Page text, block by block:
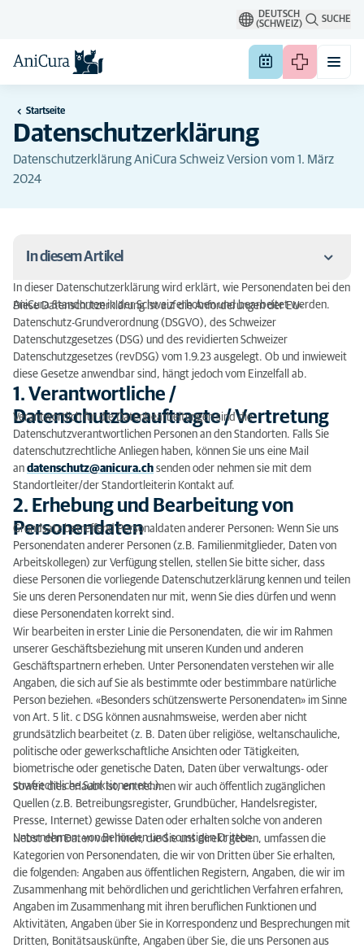
DEUTSCH
(SCHWEIZ)
SUCHE
Startseite
Datenschutzerklärung
Datenschutzerklärung AniCura Schweiz Version vom 1. März
2024
In diesem Artikel
1. Verantwortliche / Datenschutzbeauftragte /
Vertretung
2. Erhebung und Bearbeitung von Personendaten
3. Zwecke der Datenbearbeitung und
Rechtsgrundlagen
4. Cookies / Tracking und andere Technologien im
Zusammenhang mit der Nutzung unserer Website
5. Dauer der Aufbewahrung von Personendaten
6. Datensicherheit
7. Rechte der betroffenen Person
8. Änderungen
In dieser Datenschutzerklärung wird erklärt, wie Personendaten bei den
AniCura Standorten in der Schweiz erhoben und bearbeitet werden.
Diese Datenschutzerklärung ist auf die Anforderungen der EU-
Datenschutz-Grundverordnung (DSGVO), des Schweizer
Datenschutzgesetzes (DSG) und des revidierten Schweizer
Datenschutzgesetzes (revDSG) vom 1.9.23 ausgelegt. Ob und inwieweit
diese Gesetze anwendbar sind, hängt jedoch vom Einzelfall ab.
1. Verantwortliche /
Datenschutzbeauftragte / Vertretung
Verantwortlich für die Datenbearbeitungen sind die
Datenschutzverantwortlichen Personen an den Standorten. Falls Sie
datenschutzrechtliche Anliegen haben, können Sie uns eine Mail
an datenschutz@anicura.ch senden oder nehmen sie mit dem
Standortleiter/der Standortleiterin Kontakt auf.
2. Erhebung und Bearbeitung von
Personendaten
Grundsatz betreffend Personaldaten anderer Personen: Wenn Sie uns
Personendaten anderer Personen (z.B. Familienmitglieder, Daten von
Arbeitskollegen) zur Verfügung stellen, stellen Sie bitte sicher, dass
diese Personen die vorliegende Datenschutzerklärung kennen und teilen
Sie uns deren Personendaten nur mit, wenn Sie dies dürfen und wenn
diese Personendaten korrekt sind.
Wir bearbeiten in erster Linie die Personendaten, die wir im Rahmen
unserer Geschäftsbeziehung mit unseren Kunden und anderen
Geschäftspartnern erheben. Unter Personendaten verstehen wir alle
Angaben, die sich auf Sie als bestimmte oder bestimmbare natürliche
Person beziehen. «Besonders schützenswerte Personendaten» im Sinne
von Art. 5 lit. c DSG können ausnahmsweise, werden aber nicht
grundsätzlich bearbeitet (z. B. Daten über religiöse, weltanschauliche,
politische oder gewerkschaftliche Ansichten oder Tätigkeiten,
biometrische oder genetische Daten, Daten über verwaltungs- oder
strafrechtliche Sanktionen etc.).
Soweit dies erlaubt ist, entnehmen wir auch öffentlich zugänglichen
Quellen (z.B. Betreibungsregister, Grundbücher, Handelsregister,
Presse, Internet) gewisse Daten oder erhalten solche von anderen
Unternehmen, von Behörden und sonstigen Dritten.
Nebst den Daten von Ihnen, die Sie uns direkt geben, umfassen die
Kategorien von Personendaten, die wir von Dritten über Sie erhalten,
die folgenden: Angaben aus öffentlichen Registern, Angaben, die wir im
Zusammenhang mit behördlichen und gerichtlichen Verfahren erfahren,
Angaben im Zusammenhang mit ihren beruflichen Funktionen und
Aktivitäten, Angaben über Sie in Korrespondenz und Besprechungen mit
Dritten, Bonitätsauskünfte, Angaben über Sie, die uns Personen aus